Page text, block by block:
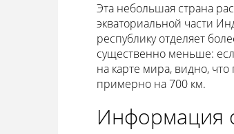
Эта небольшая страна
экваториальной части
республику отделяет
существенно меньше:
на карте мира, видно, что
примерно на 700 км.
Информация